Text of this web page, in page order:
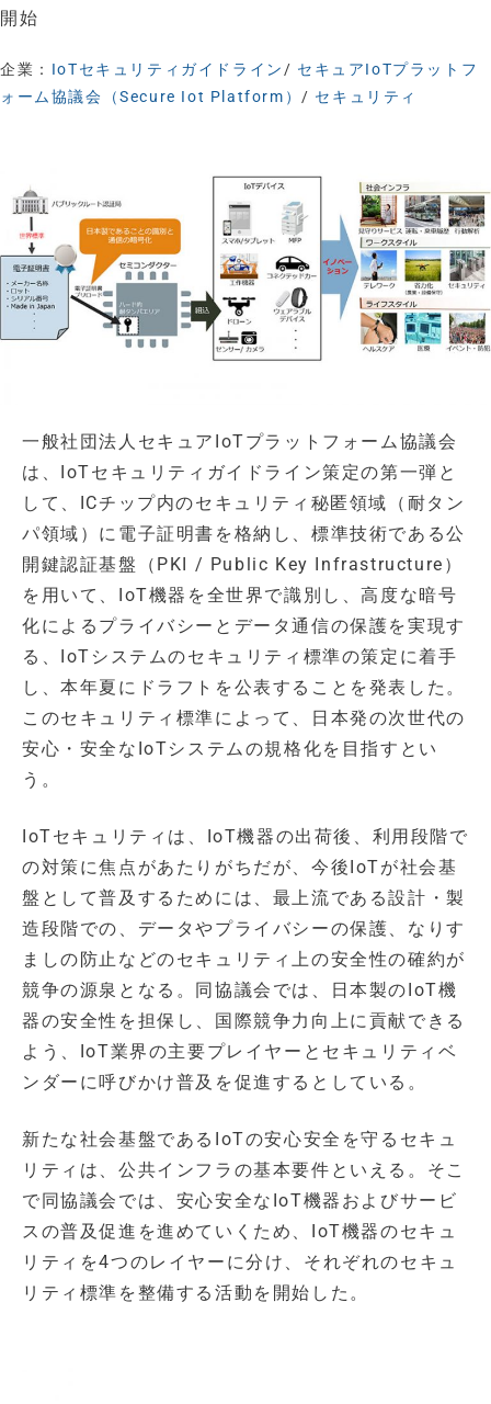
開始
企業： IoTセキュリティガイドライン/ セキュアIoTプラットフ
ォーム協議会（Secure Iot Platform）/ セキュリティ
一般社団法人セキュアIoTプラットフォーム協議会
は、IoTセキュリティガイドライン策定の第一弾と
して、ICチップ内のセキュリティ秘匿領域（耐タン
パ領域）に電子証明書を格納し、標準技術である公
開鍵認証基盤（PKI / Public Key Infrastructure）
を用いて、IoT機器を全世界で識別し、高度な暗号
化によるプライバシーとデータ通信の保護を実現す
る、IoTシステムのセキュリティ標準の策定に着手
し、本年夏にドラフトを公表することを発表した。
このセキュリティ標準によって、日本発の次世代の
安心・安全なIoTシステムの規格化を目指すとい
う。
IoTセキュリティは、IoT機器の出荷後、利用段階で
の対策に焦点があたりがちだが、今後IoTが社会基
盤として普及するためには、最上流である設計・製
造段階での、データやプライバシーの保護、なりす
ましの防止などのセキュリティ上の安全性の確約が
競争の源泉となる。同協議会では、日本製のIoT機
器の安全性を担保し、国際競争力向上に貢献できる
よう、IoT業界の主要プレイヤーとセキュリティベ
ンダーに呼びかけ普及を促進するとしている。
新たな社会基盤であるIoTの安心安全を守るセキュ
リティは、公共インフラの基本要件といえる。そこ
で同協議会では、安心安全なIoT機器およびサービ
スの普及促進を進めていくため、IoT機器のセキュ
リティを4つのレイヤーに分け、それぞれのセキュ
リティ標準を整備する活動を開始した。